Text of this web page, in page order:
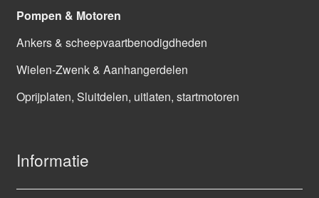
Pompen & Motoren
Ankers & scheepvaartbenodigdheden
Wielen-Zwenk & Aanhangerdelen
Oprijplaten, Sluitdelen, uitlaten, startmotoren
Informatie